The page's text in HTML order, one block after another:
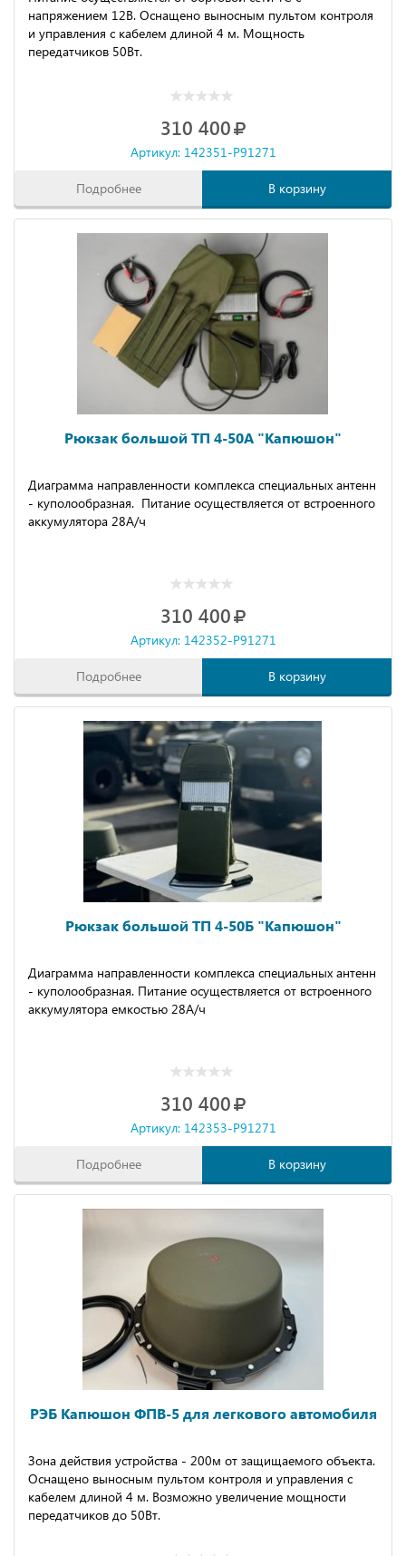
напряжением 12В. Оснащено выносным пультом контроля
и управления с кабелем длиной 4 м. Мощность
передатчиков 50Вт.
310 400
Артикул: 142351-P91271
Подробнее В корзину
Рюкзак большой ТП 4-50А "Капюшон"
Диаграмма направленности комплекса специальных антенн
- куполообразная. Питание осуществляется от встроенного
аккумулятора 28А/ч
310 400
Артикул: 142352-P91271
Подробнее В корзину
Рюкзак большой ТП 4-50Б "Капюшон"
Диаграмма направленности комплекса специальных антенн
- куполообразная. Питание осуществляется от встроенного
аккумулятора емкостью 28А/ч
310 400
Артикул: 142353-P91271
Подробнее В корзину
РЭБ Капюшон ФПВ-5 для легкового автомобиля
Зона действия устройства - 200м от защищаемого объекта.
Оснащено выносным пультом контроля и управления с
кабелем длиной 4 м. Возможно увеличение мощности
передатчиков до 50Вт.